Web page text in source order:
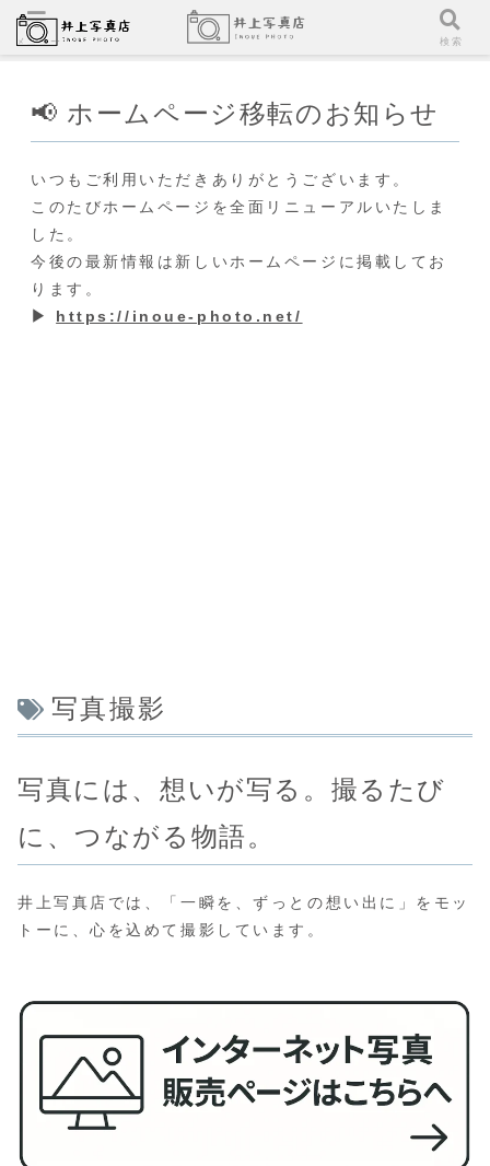
📢 ホームページ移転のお知らせ
いつもご利用いただきありがとうございます。
このたびホームページを全面リニューアルいたしま
した。
今後の最新情報は新しいホームページに掲載してお
ります。
▶ https://inoue-photo.net/
写真撮影
写真には、想いが写る。撮るたび
に、つながる物語。
井上写真店では、「一瞬を、ずっとの想い出に」をモッ
トーに、心を込めて撮影しています。
メニュー 検索